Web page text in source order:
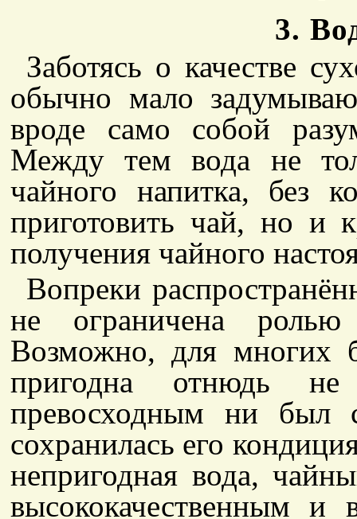
3.
Заботясь о качестве
обычно мало
вроде само собой
Между тем вода не
чайного напитка, без
приготовить чай, но и
получения чайного
Вопреки
не ограничена ролью
Возможно, для многих
пригодна отнюдь
превосходным ни был
сохранилась его
непригодная вода,
высококачественным